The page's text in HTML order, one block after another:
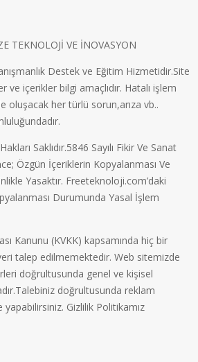
TEKNOLOJİ VE İNOVASYON
Destek ve Eğitim Hizmetidir.Site
içerikler bilgi amaçlıdır. Hatalı işlem
oluşacak her türlü sorun,arıza vb..
Saklıdır.5846 Sayılı Fikir Ve Sanat
Özgün İçeriklerin Kopyalanması Ve
Yasaktır. Freeteknoloji.com’daki
Durumunda Yasal İşlem
Kanunu (KVKK) kapsamında hiç bir
talep edilmemektedir. Web sitemizde
doğrultusunda genel ve kişisel
doğrultusunda reklam
yapabilirsiniz. Gizlilik Politikamız